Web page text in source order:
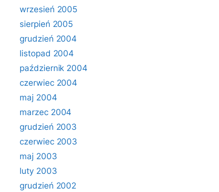
wrzesień 2005
sierpień 2005
grudzień 2004
listopad 2004
październik 2004
czerwiec 2004
maj 2004
marzec 2004
grudzień 2003
czerwiec 2003
maj 2003
luty 2003
grudzień 2002